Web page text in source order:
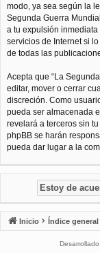
modo, ya sea según la
Segunda Guerra
a tu expulsión
servicios de Internet si
de todas las
Acepta que “La
editar, mover o cerrar
discreción. Como
pueda ser almacenada
revelará a terceros sin
phpBB se harán
pueda dar lugar a la
Inicio Índice general